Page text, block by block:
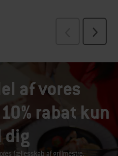
af vores
rabat kun
fællesskab af grillmestre,